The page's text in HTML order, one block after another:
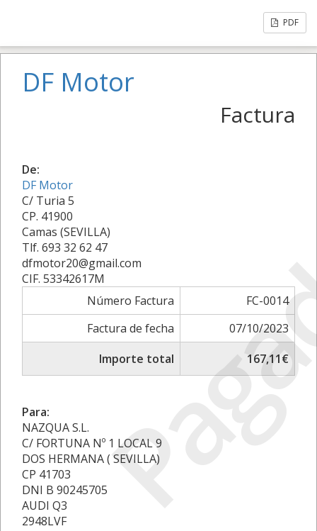
PDF
DF Motor
Factura
De:
DF Motor
C/ Turia 5
CP. 41900
Camas (SEVILLA)
Tlf. 693 32 62 47
dfmotor20@gmail.com
CIF. 53342617M
Número Factura
FC-0014
Factura de fecha
07/10/2023
Importe total
167,11€
Para:
NAZQUA S.L.
C/ FORTUNA Nº 1 LOCAL 9
DOS HERMANA ( SEVILLA)
CP 41703
DNI B 90245705
AUDI Q3
2948LVF